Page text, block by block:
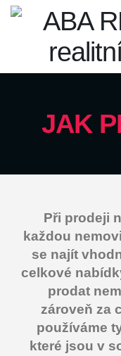
JAK
Při prodeji
každou
se najít
celkové
prodat
zároveň za
používáme
které jsou v